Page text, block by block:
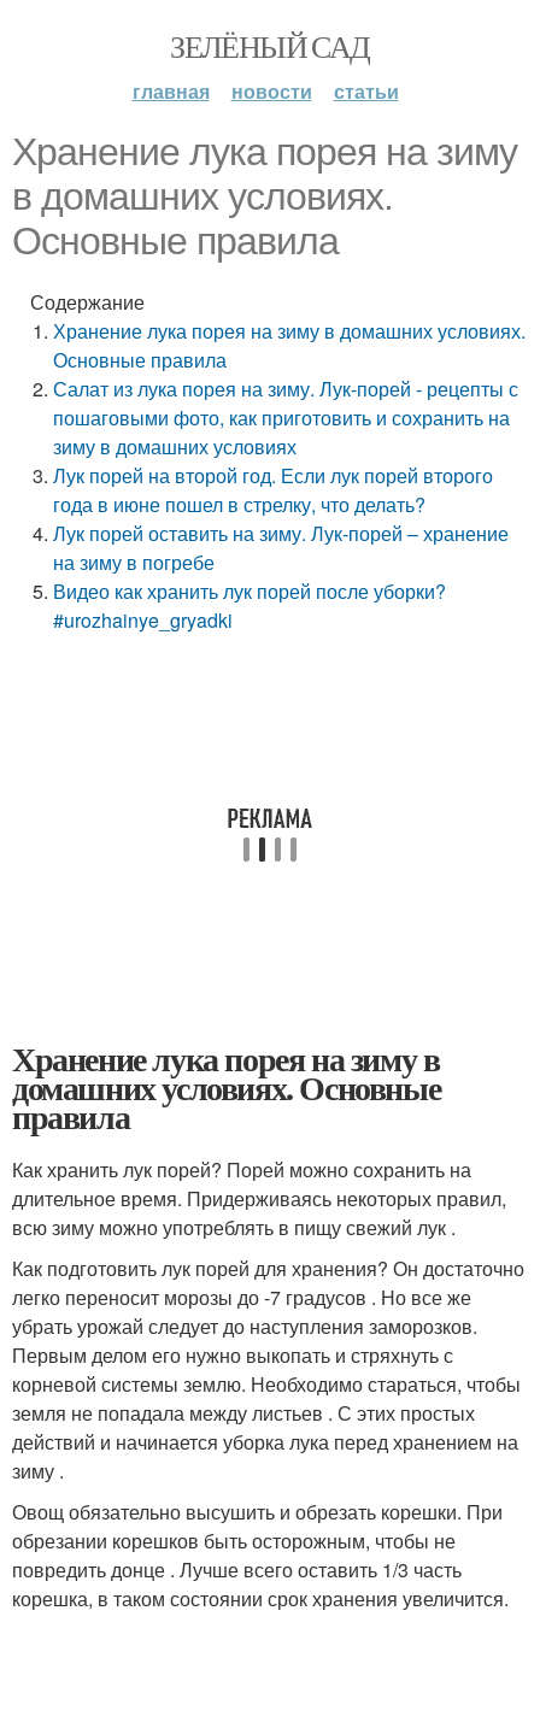
ЗЕЛЁНЫЙ САД
главная новости статьи
Хранение лука порея на зиму
в домашних условиях.
Основные правила
Содержание
Хранение лука порея на зиму в домашних условиях.
Основные правила
Салат из лука порея на зиму. Лук-порей - рецепты с
пошаговыми фото, как приготовить и сохранить на
зиму в домашних условиях
Лук порей на второй год. Если лук порей второго
года в июне пошел в стрелку, что делать?
Лук порей оставить на зиму. Лук-порей – хранение
на зиму в погребе
Видео как хранить лук порей после уборки?
#urozhainye_gryadki
Хранение лука порея на зиму в
домашних условиях. Основные
правила
Как хранить лук порей? Порей можно сохранить на
длительное время. Придерживаясь некоторых правил,
всю зиму можно употреблять в пищу свежий лук .
Как подготовить лук порей для хранения? Он достаточно
легко переносит морозы до -7 градусов . Но все же
убрать урожай следует до наступления заморозков.
Первым делом его нужно выкопать и стряхнуть с
корневой системы землю. Необходимо стараться, чтобы
земля не попадала между листьев . С этих простых
действий и начинается уборка лука перед хранением на
зиму .
Овощ обязательно высушить и обрезать корешки. При
обрезании корешков быть осторожным, чтобы не
повредить донце . Лучше всего оставить 1/3 часть
корешка, в таком состоянии срок хранения увеличится.